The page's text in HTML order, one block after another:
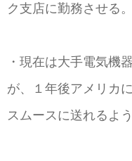
ク支店に勤務させる
・現在は大手電気機
が、１年後アメリカ
スムースに送れるよ